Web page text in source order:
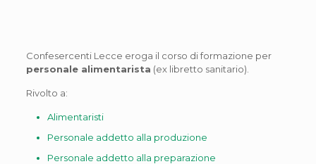
Confesercenti Lecce eroga il corso di formazione per
personale alimentarista (ex libretto sanitario).
Rivolto a:
Alimentaristi
Personale addetto alla produzione
Personale addetto alla preparazione